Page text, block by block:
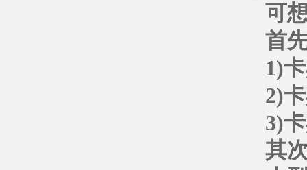
可
首
1)
2)
3)
其